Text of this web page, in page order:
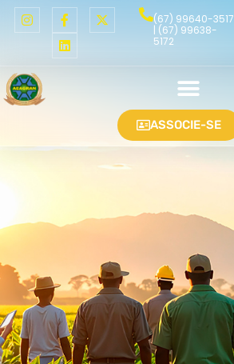
(67) 99640-3517
| (67) 99638-
5172
ASSOCIE-SE